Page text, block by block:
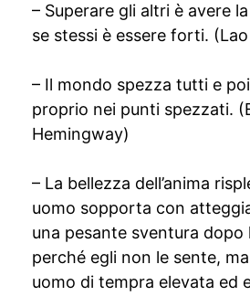
– Superare gli altri è avere
se stessi è essere forti.
– Il mondo spezza tutti e
proprio nei punti spezzati.
Hemingway)
– La bellezza dell’anima
uomo sopporta con
una pesante sventura dopo
perché egli non le sente,
uomo di tempra elevata ed